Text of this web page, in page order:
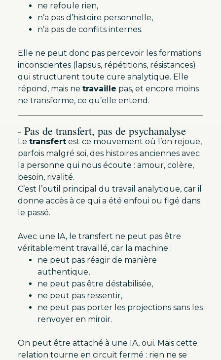
ne refoule rien,
n’a pas d’histoire personnelle,
n’a pas de conflits internes.
Elle ne peut donc pas percevoir les formations
inconscientes (lapsus, répétitions, résistances)
qui structurent toute cure analytique. Elle
répond, mais ne travaille pas, et encore moins
ne transforme, ce qu’elle entend.
- Pas de transfert, pas de psychanalyse
Le transfertest ce mouvement où l’on rejoue,
parfois malgré soi, des histoires anciennes avec
la personne qui nous écoute : amour, colère,
besoin, rivalité.
C’est l’outil principal du travail analytique, car il
donne accès à ce qui a été enfoui ou figé dans
le passé.
Avec une IA, le transfert ne peut pas être
véritablement travaillé, car la machine :
ne peut pas réagir de manière
authentique,
ne peut pas être déstabilisée,
ne peut pas ressentir,
ne peut pas porter les projections sans les
renvoyer en miroir.
On peut être attaché à une IA, oui. Mais cette
relation tourne en circuit fermé : rien ne se